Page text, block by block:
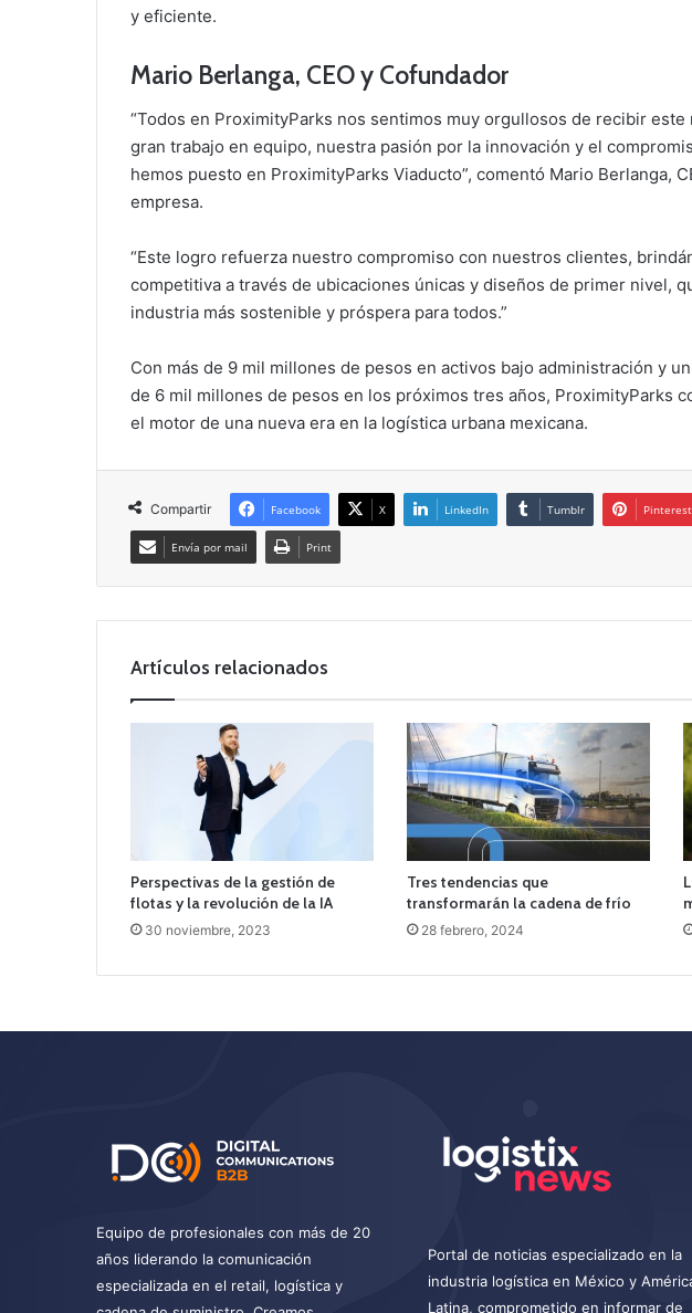
y eficiente.
Mario Berlanga, CEO y Cofundador
“Todos en ProximityParks nos sentimos muy orgullosos de recibir
gran trabajo en equipo, nuestra pasión por la innovación y el
hemos puesto en ProximityParks Viaducto”, comentó Mario Berlanga,
empresa.
“Este logro refuerza nuestro compromiso con nuestros clientes,
competitiva a través de ubicaciones únicas y diseños de primer nivel,
industria más sostenible y próspera para todos.”
Con más de 9 mil millones de pesos en activos bajo administración y
de 6 mil millones de pesos en los próximos tres años, ProximityParks
el motor de una nueva era en la logística urbana mexicana.
Compartir Facebook X LinkedIn Tumblr Pinterest
Envía por mail Print
Artículos relacionados
Perspectivas de la gestión de
flotas y la revolución de la IA
30 noviembre, 2023
Tres tendencias que
transformarán la cadena de frío
28 febrero, 2024
Equipo de profesionales con más de 20
años liderando la comunicación
especializada en el retail, logística y
Portal de noticias especializado en la
industria logística en México y
Latina, comprometido en informar de